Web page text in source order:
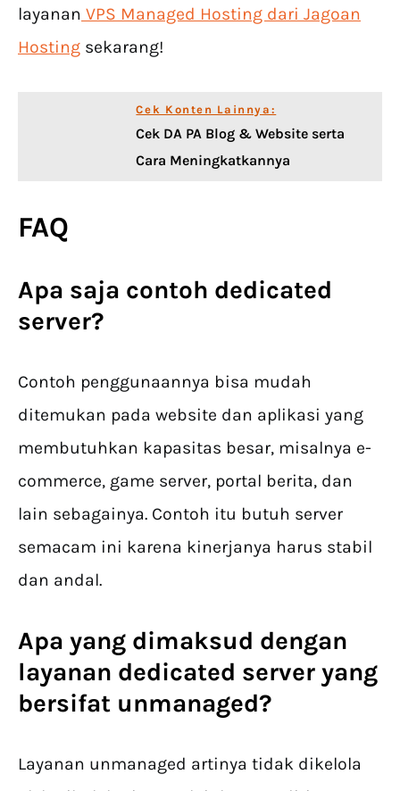
layanan VPS Managed Hosting dari Jagoan
Hosting sekarang!
Cek Konten Lainnya:
Cek DA PA Blog & Website serta
Cara Meningkatkannya
FAQ
Apa saja contoh dedicated
server?
Contoh penggunaannya bisa mudah
ditemukan pada website dan aplikasi yang
membutuhkan kapasitas besar, misalnya e-
commerce, game server, portal berita, dan
lain sebagainya. Contoh itu butuh server
semacam ini karena kinerjanya harus stabil
dan andal.
Apa yang dimaksud dengan
layanan dedicated server yang
bersifat unmanaged?
Layanan unmanaged artinya tidak dikelola